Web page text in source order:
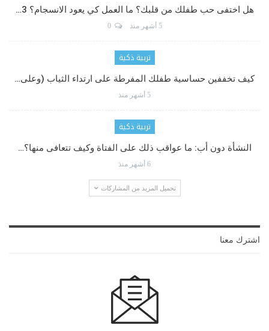
هل اختفى حب طفلك من قلبك؟ ما العمل كي يعود الانسجام؟ 3…
5 أشهر منذ 0
تربية ذكية
كيف تخففين حساسية طفلك المفرطة على ارتداء الثياب (وعلى…
5 أشهر منذ
تربية ذكية
النشأة دون أب: ما عواقب ذلك على الفتاة وكيف تتعافى منها؟…
6 أشهر منذ
تحميل المزيد من المشاركات
اشترك معنا